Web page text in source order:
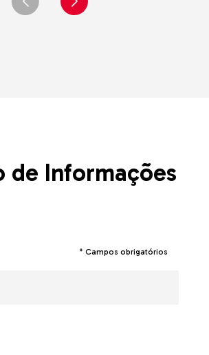
de Informações
* Campos obrigatórios